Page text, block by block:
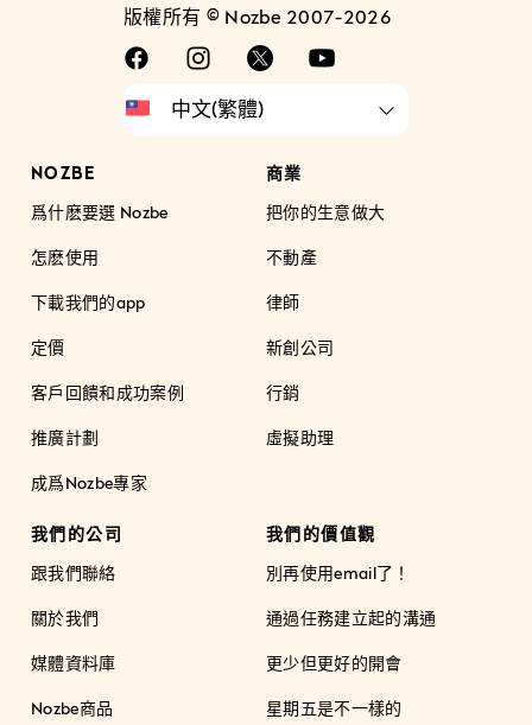
版權所有 © Nozbe 2007-2026
NOZBE
爲什麽要選 Nozbe
怎麽使用
下載我們的app
定價
客戶回饋和成功案例
推廣計劃
成爲Nozbe專家
商業
把你的生意做大
不動產
律師
新創公司
行銷
虛擬助理
我們的公司
跟我們聯絡
關於我們
媒體資料庫
Nozbe商品
我們的價值觀
別再使用email了！
通過任務建立起的溝通
更少但更好的開會
星期五是不一樣的